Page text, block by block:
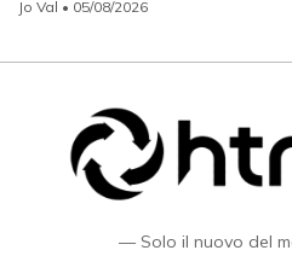
Jo Val • 05/08/2026
— Solo il nuovo del